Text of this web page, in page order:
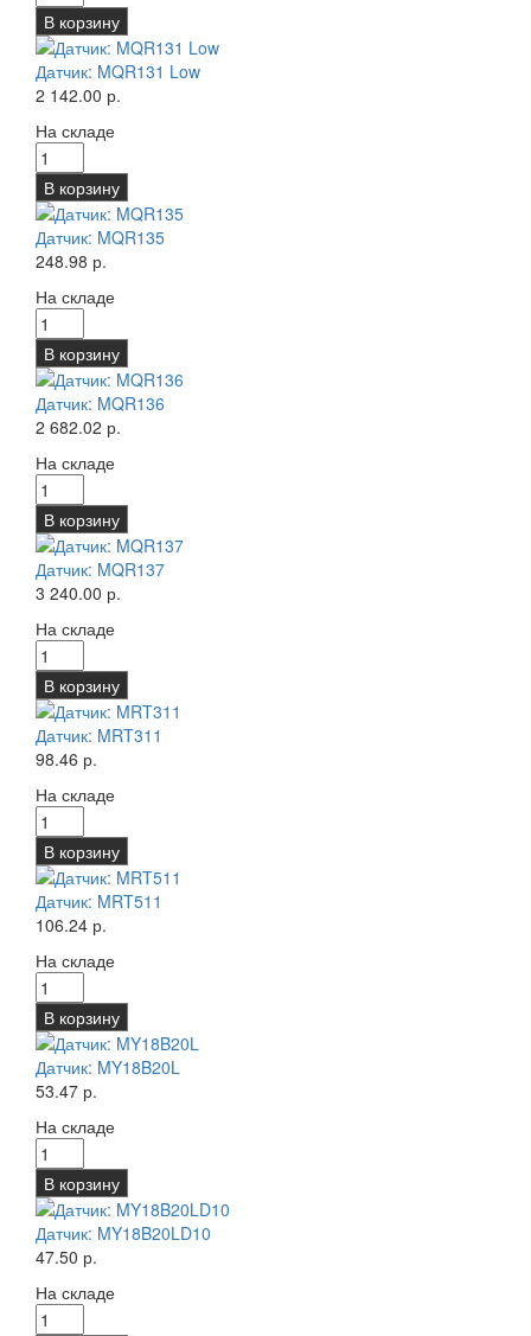
В корзину
Датчик: MQR131 Low
2 142.00 р.
На складе
В корзину
Датчик: MQR135
248.98 р.
На складе
В корзину
Датчик: MQR136
2 682.02 р.
На складе
В корзину
Датчик: MQR137
3 240.00 р.
На складе
В корзину
Датчик: MRT311
98.46 р.
На складе
В корзину
Датчик: MRT511
106.24 р.
На складе
В корзину
Датчик: MY18B20L
53.47 р.
На складе
В корзину
Датчик: MY18B20LD10
47.50 р.
На складе